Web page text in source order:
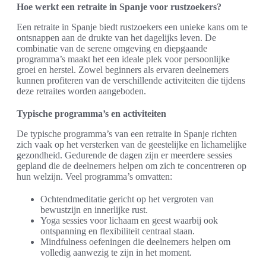
Hoe werkt een retraite in Spanje voor rustzoekers?
Een retraite in Spanje biedt rustzoekers een unieke kans om te
ontsnappen aan de drukte van het dagelijks leven. De
combinatie van de serene omgeving en diepgaande
programma’s maakt het een ideale plek voor persoonlijke
groei en herstel. Zowel beginners als ervaren deelnemers
kunnen profiteren van de verschillende activiteiten die tijdens
deze retraites worden aangeboden.
Typische programma’s en activiteiten
De typische programma’s van een retraite in Spanje richten
zich vaak op het versterken van de geestelijke en lichamelijke
gezondheid. Gedurende de dagen zijn er meerdere sessies
gepland die de deelnemers helpen om zich te concentreren op
hun welzijn. Veel programma’s omvatten:
Ochtendmeditatie gericht op het vergroten van
bewustzijn en innerlijke rust.
Yoga sessies voor lichaam en geest waarbij ook
ontspanning en flexibiliteit centraal staan.
Mindfulness oefeningen die deelnemers helpen om
volledig aanwezig te zijn in het moment.